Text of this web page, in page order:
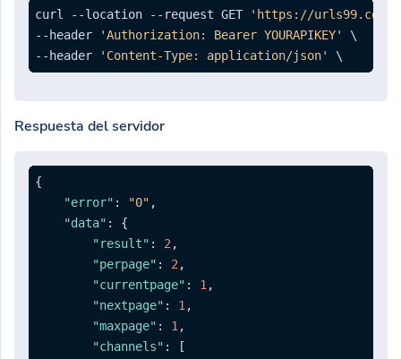
curl --location --request GET
'https://urls99.com/
--header
'Authorization: Bearer YOURAPIKEY'
\
--header
'Content-Type: application/json'
Respuesta del servidor
{
"error" : "0" ,
"data" :
{
"result" : 2,
"perpage" : 2,
"currentpage" : 1 ,
"nextpage" : 1 ,
"maxpage" : 1 ,
"channels" :
[